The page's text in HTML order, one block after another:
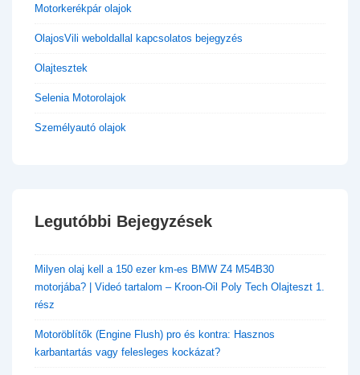
Motorkerékpár olajok
OlajosVili weboldallal kapcsolatos bejegyzés
Olajtesztek
Selenia Motorolajok
Személyautó olajok
Legutóbbi Bejegyzések
​Milyen olaj kell a 150 ezer km-es BMW Z4 M54B30
motorjába? | Videó tartalom – Kroon-Oil Poly Tech Olajteszt 1.
rész
Motoröblítők (Engine Flush) pro és kontra: Hasznos
karbantartás vagy felesleges kockázat?